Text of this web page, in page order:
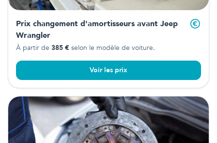
Prix changement d'amortisseurs avant Jeep
Wrangler
À partir de 385 € selon le modèle de voiture.
Voir les prix